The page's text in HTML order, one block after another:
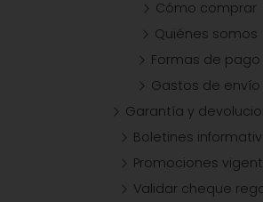
Cómo comprar
Quiénes somos
Formas de pago
Gastos de envío
Garantía y
Boletines
Promociones
Validar cheque